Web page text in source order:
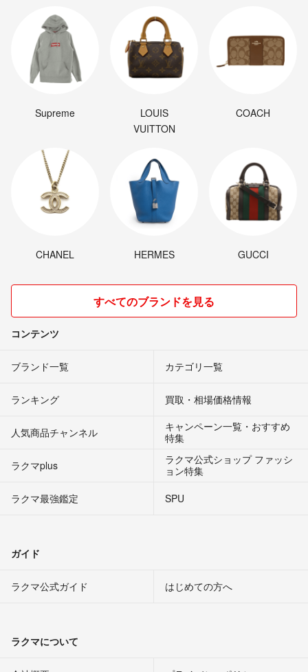
Supreme
LOUIS
VUITTON
COACH
CHANEL HERMES GUCCI
すべてのブランドを見る
コンテンツ
ブランド一覧 カテゴリ一覧
ランキング 買取・相場価格情報
人気商品チャンネル
キャンペーン一覧・おすすめ
特集
ラクマplus
ラクマ公式ショップ ファッシ
ョン特集
ラクマ最強鑑定
SPU
ガイド
ラクマ公式ガイド はじめての方へ
ラクマについて